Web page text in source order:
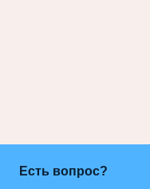
Есть вопрос?